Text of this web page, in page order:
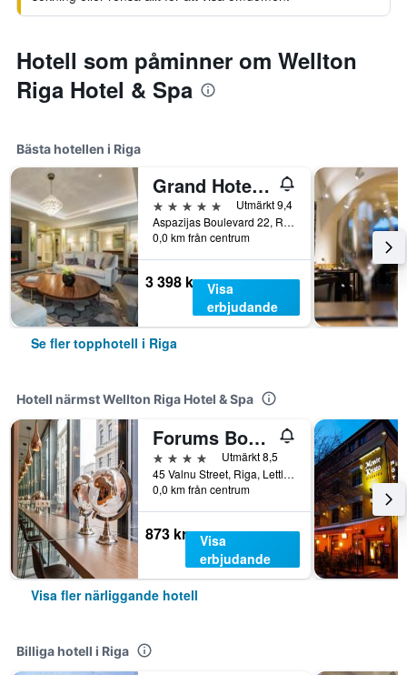
Hotell som påminner om Wellton
Riga Hotel & Spa
Bästa hotellen i Riga
Grand Hotel Kempinski Riga
5 stjärnor
Utmärkt 9,4
Aspazijas Boulevard 22, Riga, Lettland
0,0 km från centrum
3 398 kr Visa
erbjudande
Se fler topphotell i Riga
Hotell närmst Wellton Riga Hotel & Spa
Forums Boutique Hotel
4 stjärnor
Utmärkt 8,5
45 Valnu Street, Riga, Lettland
0,0 km från centrum
873 kr
Visa
erbjudande
Visa fler närliggande hotell
Billiga hotell i Riga